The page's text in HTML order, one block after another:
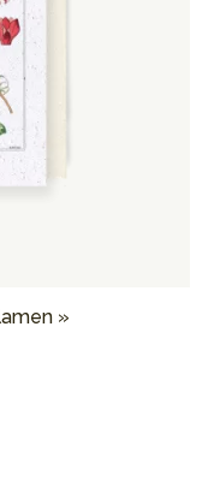
»